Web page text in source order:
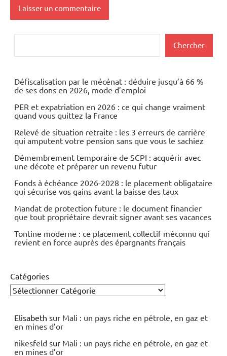
Chercher
Défiscalisation par le mécénat : déduire jusqu’à 66 %
de ses dons en 2026, mode d’emploi
PER et expatriation en 2026 : ce qui change vraiment
quand vous quittez la France
Relevé de situation retraite : les 3 erreurs de carrière
qui amputent votre pension sans que vous le sachiez
Démembrement temporaire de SCPI : acquérir avec
une décote et préparer un revenu futur
Fonds à échéance 2026-2028 : le placement obligataire
qui sécurise vos gains avant la baisse des taux
Mandat de protection future : le document financier
que tout propriétaire devrait signer avant ses vacances
Tontine moderne : ce placement collectif méconnu qui
revient en force auprès des épargnants français
Catégories
Elisabeth sur Mali : un pays riche en pétrole, en gaz et
en mines d’or
nikesfeld sur Mali : un pays riche en pétrole, en gaz et
en mines d’or